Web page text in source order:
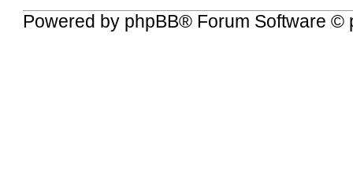
Powered by phpBB® Forum Software ©